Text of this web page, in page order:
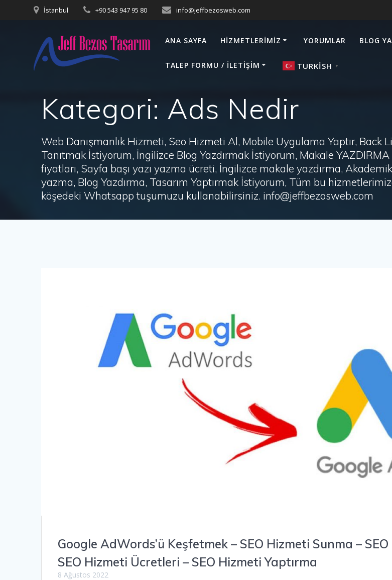
İstanbul +90 543 947 95 80 info@jeffbezosweb.com
ANA SAYFA HIZMETLERIMIZ YORUMLAR BLOG
TALEP FORMU / İLETIŞIM TURKISH ▼
Kategori: Ads Nedir
Web Danışmanlık Hizmeti, Seo Hizmeti Al, Mobile Uygulama Yaptır, Back
Tanıtmak İstiyorum, İngilizce Blog Yazdırmak İstiyorum, Makale
fiyatları, Sayfa başı yazı yazma ücreti, İngilizce makale yazdırma,
yazma, Blog Yazdırma, Tasarım Yaptırmak İstiyorum, Tüm bu
köşedeki Whatsapp tuşumuzu kullanabilirsiniz. info@jeffbezosweb.com
Google AdWords’ü Keşfetmek – SEO Hizmeti Sunma –
SEO Hizmeti Ücretleri – SEO Hizmeti Yaptırma
8 Ağustos 2022